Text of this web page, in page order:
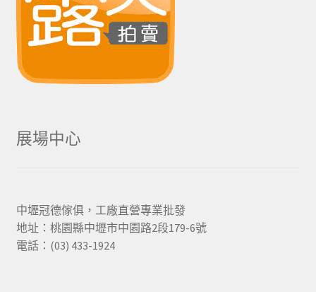
展場中心
中壢冠德傢俱，工廠直營專業批發
地址：桃園縣中壢市中園路2段179-6號
電話：(03) 433-1924